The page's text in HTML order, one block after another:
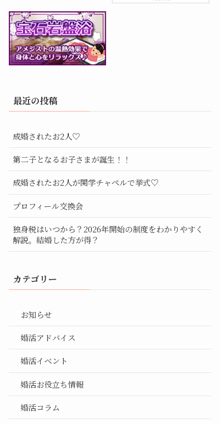
最近の投稿
成婚されたお2人♡
第二子となるお子さまが誕生！！
成婚されたお2人が関学チャペルで挙式♡
プロフィール交換会
独身税はいつから？2026年開始の制度をわかりやすく
解説。結婚した方が得？
カテゴリー
お知らせ
婚活アドバイス
婚活イベント
婚活お役立ち情報
婚活コラム